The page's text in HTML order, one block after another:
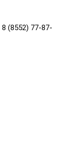
8 (8552) 77-87-